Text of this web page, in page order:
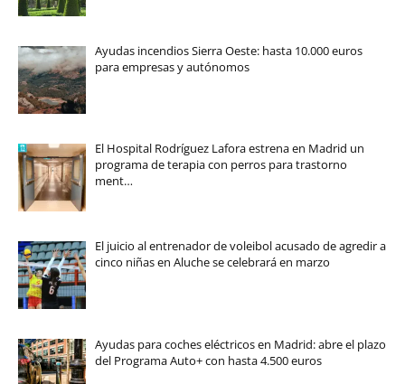
Ayudas incendios Sierra Oeste: hasta 10.000 euros
para empresas y autónomos
El Hospital Rodríguez Lafora estrena en Madrid un
programa de terapia con perros para trastorno
ment…
El juicio al entrenador de voleibol acusado de agredir a
cinco niñas en Aluche se celebrará en marzo
Ayudas para coches eléctricos en Madrid: abre el plazo
del Programa Auto+ con hasta 4.500 euros